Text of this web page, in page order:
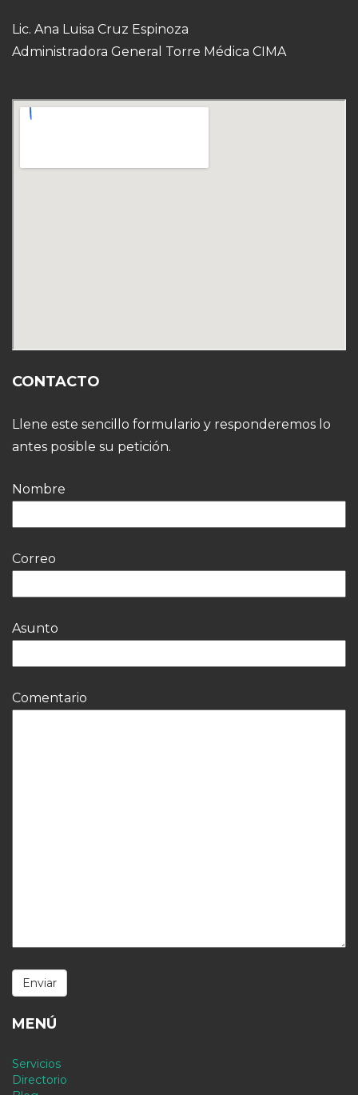
Lic. Ana Luisa Cruz Espinoza
Administradora General Torre Médica CIMA
CONTACTO
Llene este sencillo formulario y responderemos lo
antes posible su petición.
Nombre
Correo
Asunto
Comentario
MENÚ
Servicios
Directorio